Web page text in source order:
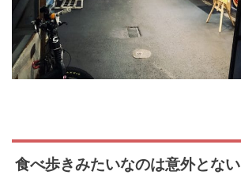
食べ歩きみたいなのは意外とない